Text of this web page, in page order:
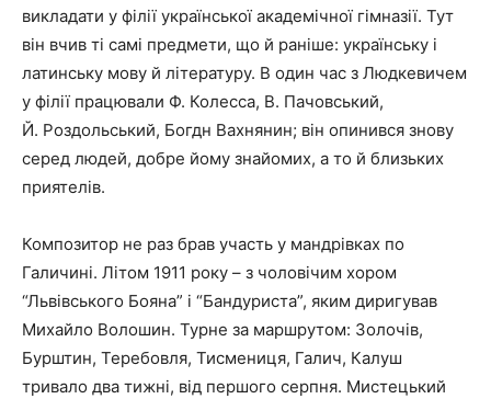
викладати у філії української академічної гімназії. Тут
він вчив ті самі предмети, що й раніше: українську і
латинську мову й літературу. В один час з Людкевичем
у філії працювали Ф. Колесса, В. Пачовський,
Й. Роздольський, Богдн Вахнянин; він опинився знову
серед людей, добре йому знайомих, а то й близьких
приятелів.
Композитор не раз брав участь у мандрівках по
Галичині. Літом 1911 року – з чоловічим хором
“Львівського Бояна” і “Бандуриста”, яким диригував
Михайло Волошин. Турне за маршрутом: Золочів,
Бурштин, Теребовля, Тисмениця, Галич, Калуш
тривало два тижні, від першого серпня. Мистецький